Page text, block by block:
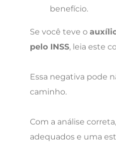
benefício.
Se você teve o
pelo INSS, leia este
Essa negativa pode
caminho.
Com a análise
adequados e uma